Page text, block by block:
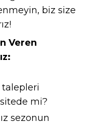
biz size
Veren
mi?
sezonun